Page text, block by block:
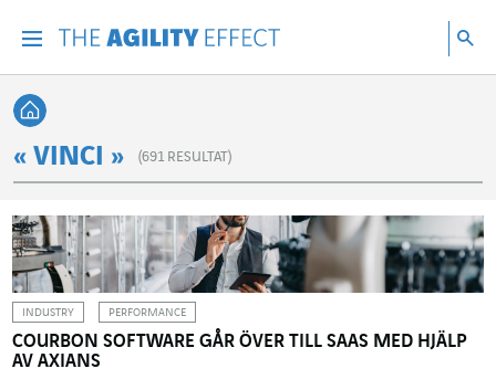
Sök
Tillbaka till startsidan
« VINCI » (691 RESULTAT)
INDUSTRY PERFORMANCE
COURBON SOFTWARE GÅR ÖVER TILL SAAS MED HJÄLP
AV AXIANS